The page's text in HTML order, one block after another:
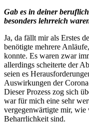
Gab es in deiner
besonders lehrreich
Ja, da fällt mir als Erstes
benötigte mehrere
konnte. Es waren zwar
allerdings scheiterte der
seien es
Auswirkungen der
Dieser Prozess zog sich
war für mich eine sehr
vergegenwärtigte mir,
Beharrlichkeit sind.